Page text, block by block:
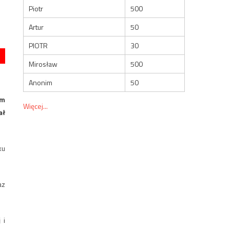
i
Piotr
500
Artur
50
PIOTR
30
Mirosław
500
Anonim
50
Więcej...